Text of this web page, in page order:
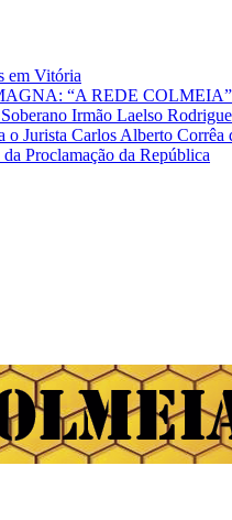
em Vitória
“A REDE
Irmão Laelso
Jurista Carlos Alberto
Proclamação da República